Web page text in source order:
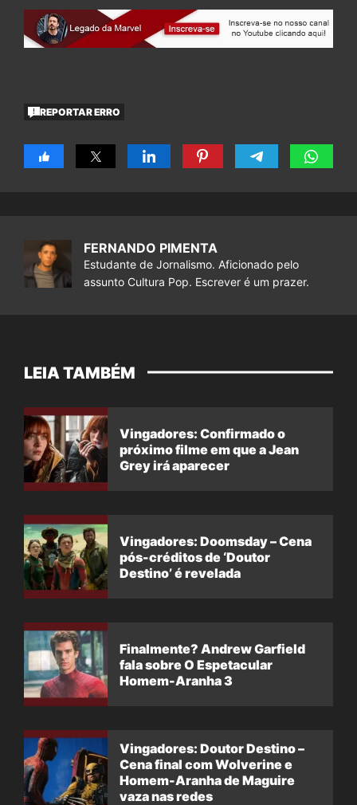
REPORTAR ERRO
FERNANDO PIMENTA
Estudante de Jornalismo. Aficionado pelo
assunto Cultura Pop. Escrever é um prazer.
LEIA TAMBÉM
Vingadores: Confirmado o
próximo filme em que a Jean
Grey irá aparecer
Vingadores: Doomsday – Cena
pós-créditos de ‘Doutor
Destino’ é revelada
Finalmente? Andrew Garfield
fala sobre O Espetacular
Homem-Aranha 3
Vingadores: Doutor Destino –
Cena final com Wolverine e
Homem-Aranha de Maguire
vaza nas redes